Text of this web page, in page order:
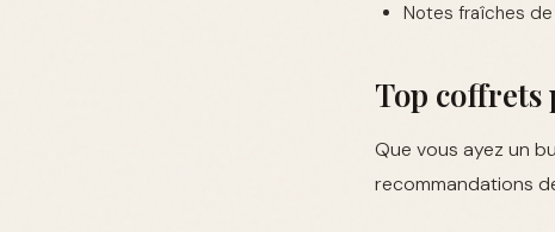
Notes fraîches
Top coffrets
Que vous ayez un
recommandations